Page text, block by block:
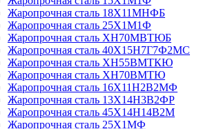
Жаропрочная сталь 18Х11МНФБ
Жаропрочная сталь 25Х1М1Ф
Жаропрочная сталь ХН70МВТЮБ
Жаропрочная сталь 40Х15Н7Г7Ф2МС
Жаропрочная сталь ХН55ВМТКЮ
Жаропрочная сталь ХН70ВМТЮ
Жаропрочная сталь 16Х11Н2В2МФ
Жаропрочная сталь 13Х14Н3В2ФР
Жаропрочная сталь 45Х14Н14В2М
Жаропрочная сталь 25Х1МФ